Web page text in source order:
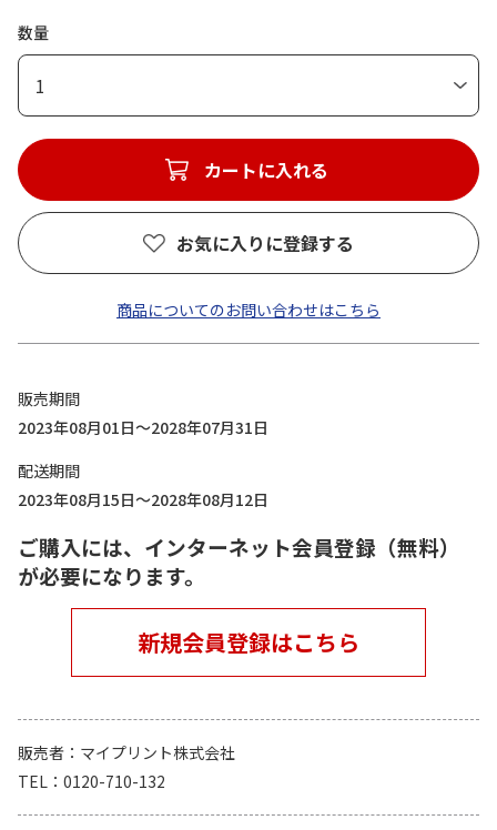
数量
1
カートに入れる
お気に入りに登録する
商品についてのお問い合わせはこちら
販売期間
2023年08月01日～2028年07月31日
配送期間
2023年08月15日～2028年08月12日
ご購入には、インターネット会員登録（無料）
が必要になります。
新規会員登録はこちら
販売者
マイプリント株式会社
TEL
0120-710-132